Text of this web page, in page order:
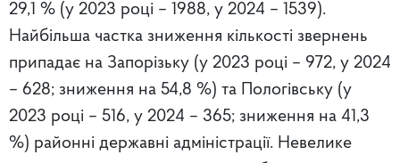
29,1 % (у 2023 році – 1988, у 2024 – 1539).
Найбільша частка зниження кількості звернень
припадає на Запорізьку (у 2023 році – 972, у 2024
– 628; зниження на 54,8 %) та Пологівську (у
2023 році – 516, у 2024 – 365; зниження на 41,3
%) районні державні адміністрації. Невелике